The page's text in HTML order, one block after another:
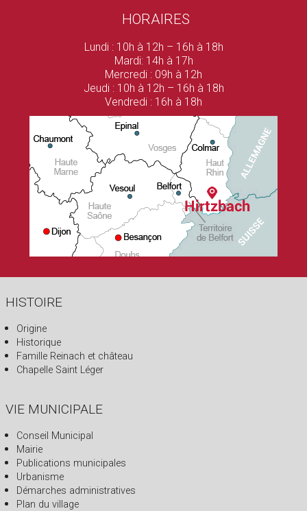
HORAIRES
Lundi : 10h à 12h – 16h à 18h
Mardi: 14h à 17h
Mercredi : 09h à 12h
Jeudi : 10h à 12h – 16h à 18h
Vendredi : 16h à 18h
HISTOIRE
Origine
Historique
Famille Reinach et château
Chapelle Saint Léger
VIE MUNICIPALE
Conseil Municipal
Mairie
Publications municipales
Urbanisme
Démarches administratives
Plan du village